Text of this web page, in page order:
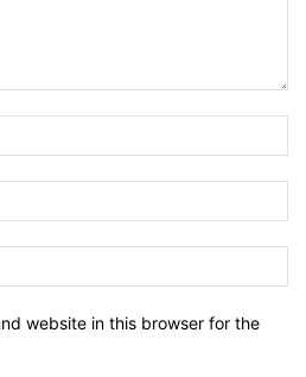
website in this browser for the